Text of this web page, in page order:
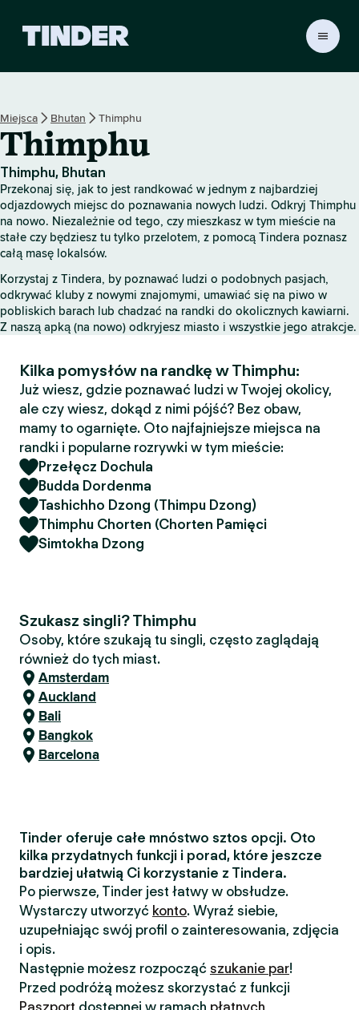
r
t
o
n
a
g
w
n
a
Miejsca Bhutan Thimphu
Thimphu
Thimphu, Bhutan
Przekonaj się, jak to jest randkować w jednym z najbardziej
odjazdowych miejsc do poznawania nowych ludzi. Odkryj Thimphu
na nowo. Niezależnie od tego, czy mieszkasz w tym mieście na
stałe czy będziesz tu tylko przelotem, z pomocą Tindera poznasz
całą masę lokalsów.
Korzystaj z Tindera, by poznawać ludzi o podobnych pasjach,
odkrywać kluby z nowymi znajomymi, umawiać się na piwo w
pobliskich barach lub chadzać na randki do okolicznych kawiarni.
Z naszą apką (na nowo) odkryjesz miasto i wszystkie jego atrakcje.
Kilka pomysłów na randkę w Thimphu:
Już wiesz, gdzie poznawać ludzi w Twojej okolicy,
ale czy wiesz, dokąd z nimi pójść? Bez obaw,
mamy to ogarnięte. Oto najfajniejsze miejsca na
randki i popularne rozrywki w tym mieście:
Przełęcz Dochula
Budda Dordenma
Tashichho Dzong (Thimpu Dzong)
Thimphu Chorten (Chorten Pamięci
Simtokha Dzong
Szukasz singli? Thimphu
Osoby, które szukają tu singli, często zaglądają
również do tych miast.
Amsterdam
Auckland
Bali
Bangkok
Barcelona
Tinder oferuje całe mnóstwo sztos opcji. Oto
kilka przydatnych funkcji i porad, które jeszcze
bardziej ułatwią Ci korzystanie z Tindera.
Po pierwsze, Tinder jest łatwy w obsłudze.
Wystarczy utworzyć konto. Wyraź siebie,
uzupełniając swój profil o zainteresowania, zdjęcia
i opis.
Następnie możesz rozpocząć szukanie par!
Przed podróżą możesz skorzystać z funkcji
Paszport dostępnej w ramach płatnych